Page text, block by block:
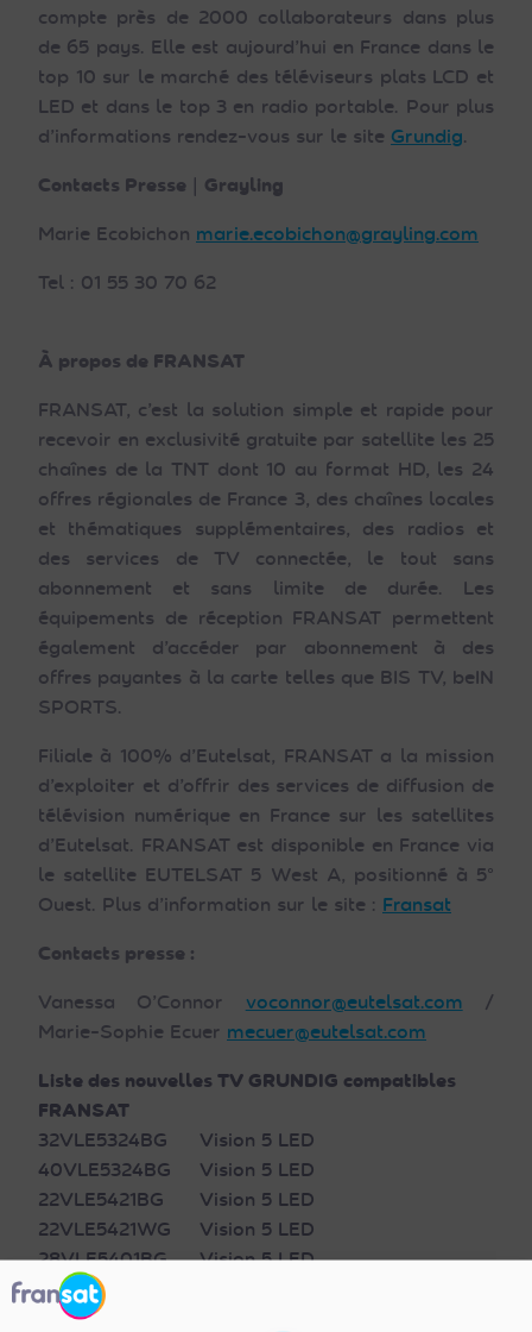
compte près de 2000 collaborateurs dans plus
de 65 pays. Elle est aujourd’hui en France dans le
top 10 sur le marché des téléviseurs plats LCD et
LED et dans le top 3 en radio portable. Pour plus
d’informations rendez-vous sur le site Grundig.
Contacts Presse | Grayling
Marie Ecobichon marie.ecobichon@grayling.com
Tel : 01 55 30 70 62
À propos de FRANSAT
FRANSAT, c’est la solution simple et rapide pour
recevoir en exclusivité gratuite par satellite les 25
chaînes de la TNT dont 10 au format HD, les 24
offres régionales de France 3, des chaînes locales
et thématiques supplémentaires, des radios et
des services de TV connectée, le tout sans
abonnement et sans limite de durée. Les
équipements de réception FRANSAT permettent
également d’accéder par abonnement à des
offres payantes à la carte telles que BIS TV, beIN
SPORTS.
Filiale à 100% d’Eutelsat, FRANSAT a la mission
d’exploiter et d’offrir des services de diffusion de
télévision numérique en France sur les satellites
d’Eutelsat. FRANSAT est disponible en France via
le satellite EUTELSAT 5 West A, positionné à 5°
Ouest. Plus d’information sur le site : Fransat
Contacts presse :
Vanessa O’Connor voconnor@eutelsat.com /
Marie-Sophie Ecuer mecuer@eutelsat.com
Liste des nouvelles TV GRUNDIG compatibles
FRANSAT
32VLE5324BG
Vision 5 LED
40VLE5324BG
Vision 5 LED
22VLE5421BG
Vision 5 LED
22VLE5421WG
Vision 5 LED
28VLE5401BG
Vision 5 LED
28VLE5401WG
32VLE5401BG